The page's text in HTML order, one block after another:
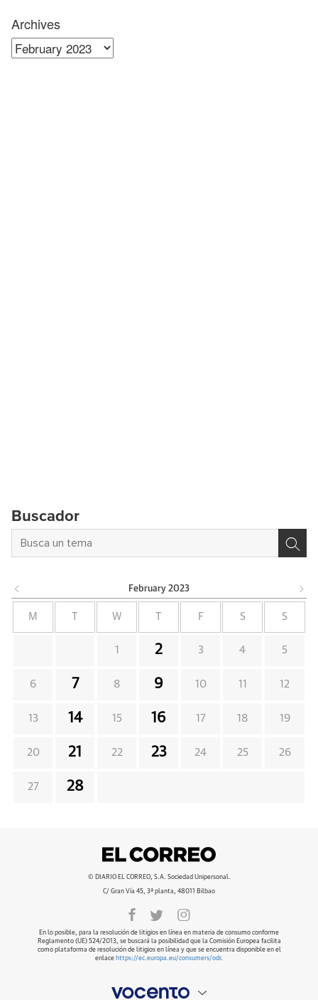
Archives
Archives
Buscador
February 2023
M W F S S
1 2 3 4 5
6 7 8 9 10 11 12
13 14 15 16 17 18 19
20 21 22 23 24 25 26
27 28
© DIARIO EL CORREO, S.A. Sociedad Unipersonal.
C/ Gran Vía 45, 3ª planta, 48011 Bilbao
En lo posible, para la resolución de litigios en línea en materia de consumo conforme
Reglamento (UE) 524/2013, se buscará la posibilidad que la Comisión Europea facilita
como plataforma de resolución de litigios en línea y que se encuentra disponible en el
enlace https://ec.europa.eu/consumers/odr.